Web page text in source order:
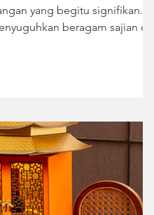
yang begitu signifikan.
beragam sajian dan